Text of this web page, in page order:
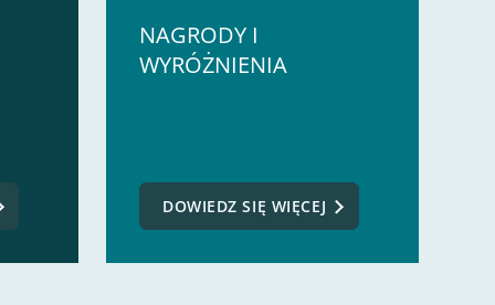
NAGRODY I
WYRÓŻNIENIA
DOWIEDZ SIĘ WIĘCEJ